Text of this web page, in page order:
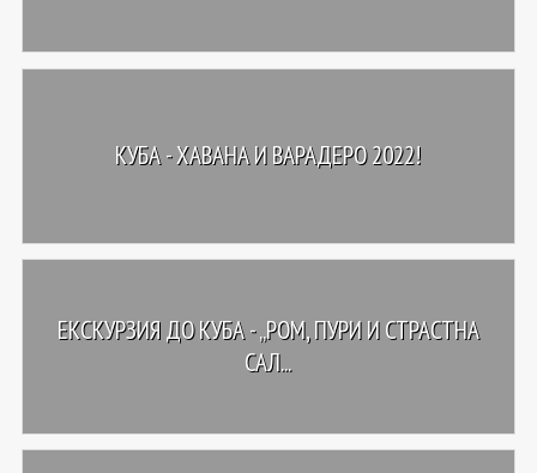
КУБА - ХАВАНА И ВАРАДЕРО 2022!
ЕКСКУРЗИЯ ДО КУБА - „РОМ, ПУРИ И СТРАСТНА
САЛ...